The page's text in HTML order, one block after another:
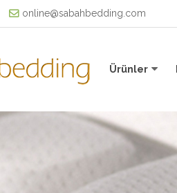
online@sabahbedding.com
Ürünler